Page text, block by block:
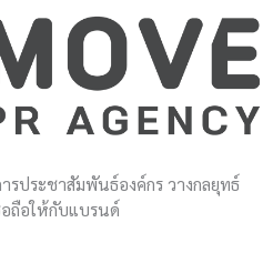
รประชาสัมพันธ์องค์กร วางกลยุทธ์
อถือให้กับแบรนด์